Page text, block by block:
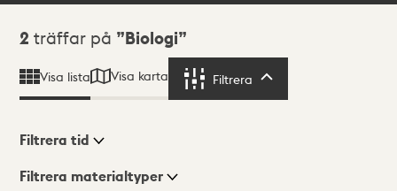
Sökresultat
2 träffar på Biologi
Visa lista Visa karta Filtrera
Visningsläge
Filtrera tid
Filtrera materialtyper